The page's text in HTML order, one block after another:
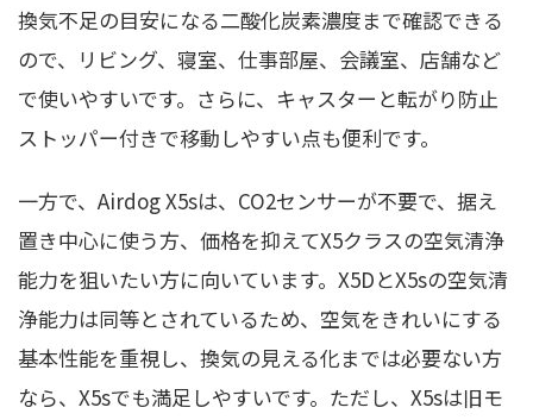
換気不足の目安になる二酸化炭素濃度まで確認できる
ので、リビング、寝室、仕事部屋、会議室、店舗など
で使いやすいです。さらに、キャスターと転がり防止
ストッパー付きで移動しやすい点も便利です。
一方で、Airdog X5sは、CO2センサーが不要で、据え
置き中心に使う方、価格を抑えてX5クラスの空気清浄
能力を狙いたい方に向いています。X5DとX5sの空気清
浄能力は同等とされているため、空気をきれいにする
基本性能を重視し、換気の見える化までは必要ない方
なら、X5sでも満足しやすいです。ただし、X5sは旧モ